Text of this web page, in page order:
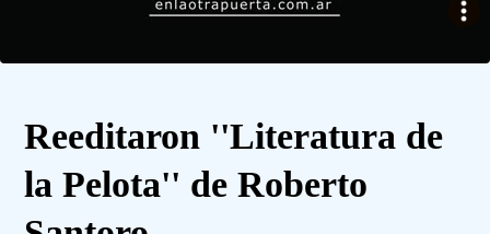
Reeditaron ''Literatura de
la Pelota'' de Roberto